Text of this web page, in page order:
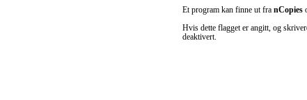
Et program kan finne ut fra nCopies
Hvis dette flagget er angitt, og
deaktivert.